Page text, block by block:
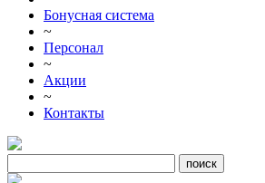
Бонусная система
~
Персонал
~
Акции
~
Контакты